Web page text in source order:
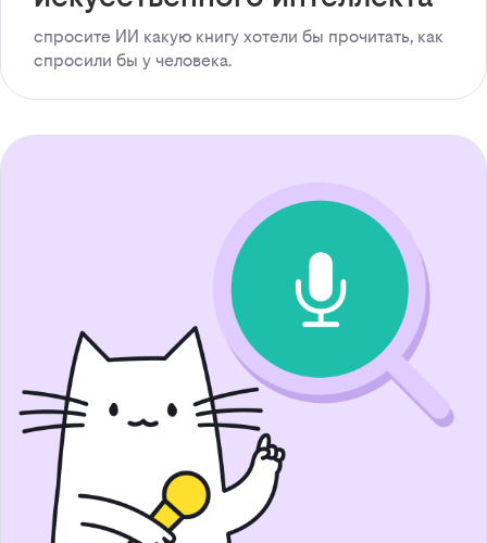
спросите ИИ какую книгу хотели бы прочитать, как
спросили бы у человека.